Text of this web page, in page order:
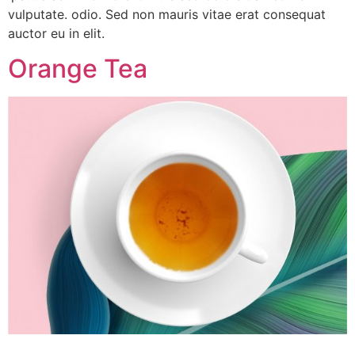
vulputate. odio. Sed non mauris vitae erat consequat
auctor eu in elit.
Orange Tea